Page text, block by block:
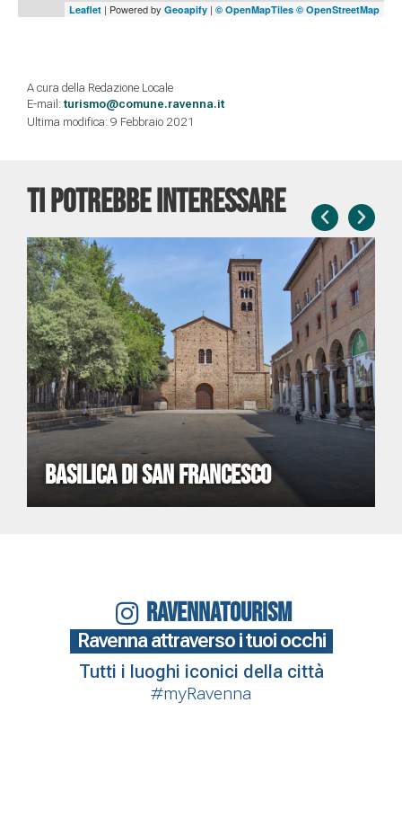
Leaflet | Powered by Geoapify | © OpenMapTiles © OpenStreetMap
A cura della Redazione Locale
E-mail: turismo@comune.ravenna.it
Ultima modifica: 9 Febbraio 2021
TI POTREBBE INTERESSARE
BASILICA DI SAN FRANCESCO
RAVENNATOURISM
Ravenna attraverso i tuoi occhi
Tutti i luoghi iconici della città
#myRavenna